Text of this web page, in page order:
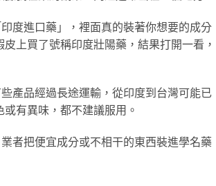
度進口藥」，裡面真的裝著你想要的成分
上買了號稱印度壯陽藥，結果打開一看，
產品經過長途運輸，從印度到台灣可能已
有異味，都不建議服用。
者把便宜成分或不相干的東西裝進學名藥